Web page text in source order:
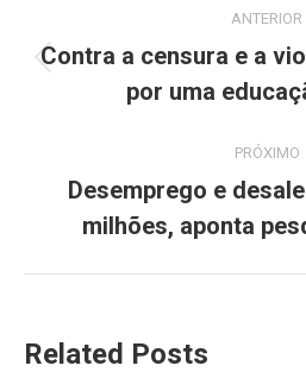
de
ANTERIOR
Post
Contra a censura e a
por uma
PRÓXIMO
post:
Desemprego e
milhões, aponta
Related Posts